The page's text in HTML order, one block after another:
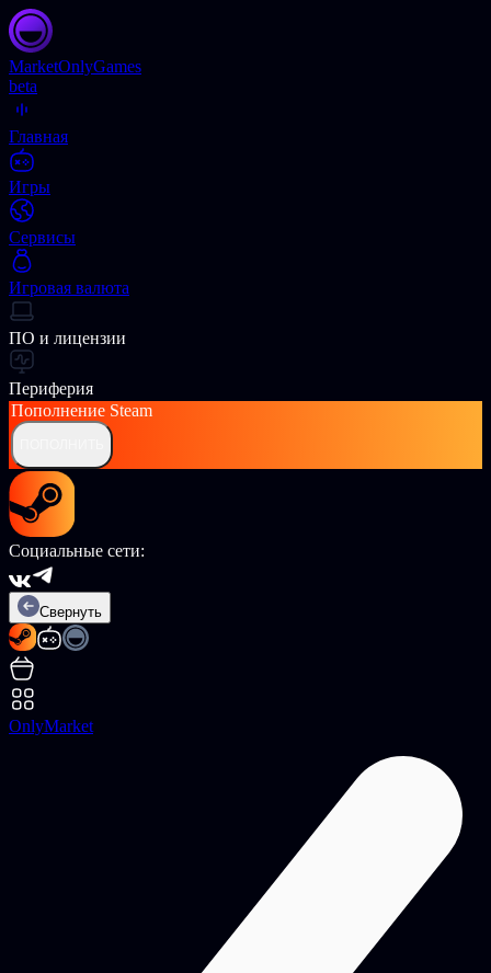
MarketOnlyGames
beta
Главная
Игры
Сервисы
Игровая валюта
ПО и лицензии
Периферия
Пополнение Steam
Социальные сети:
Свернуть
OnlyMarket